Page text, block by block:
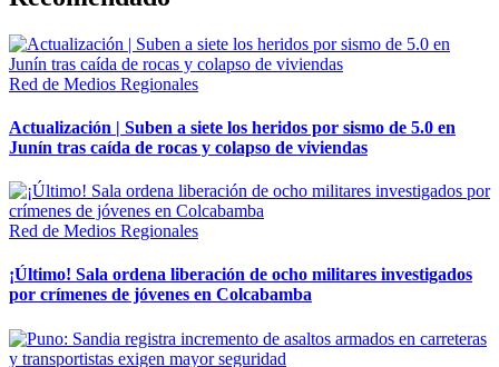
Red de Medios Regionales
Actualización | Suben a siete los heridos por sismo de 5.0 en
Junín tras caída de rocas y colapso de viviendas
Red de Medios Regionales
¡Último! Sala ordena liberación de ocho militares investigados
por crímenes de jóvenes en Colcabamba